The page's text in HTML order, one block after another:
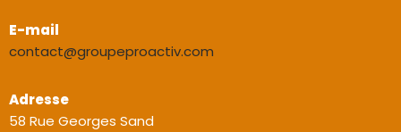
E-mail
contact@groupeproactiv.com
Adresse
58 Rue Georges Sand